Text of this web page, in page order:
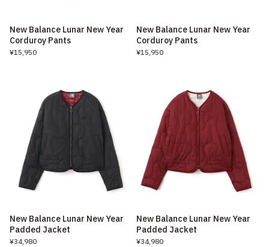
New Balance Lunar New Year
Corduroy Pants
¥15,950
New Balance Lunar New Year
Corduroy Pants
¥15,950
New Balance Lunar New Year
Padded Jacket
¥34,980
New Balance Lunar New Year
Padded Jacket
¥34,980